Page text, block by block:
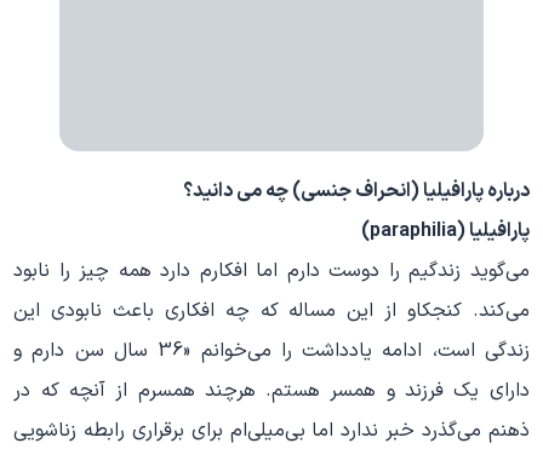
درباره پارافیلیا (انحراف جنسی) چه می دانید؟
پارافیلیا (paraphilia)
می‌گوید زندگیم را دوست دارم اما افکارم دارد همه چیز را نابود
می‌کند. کنجکاو از این مساله که چه افکاری باعث نابودی این
زندگی است، ادامه یادداشت را می‌خوانم «36 سال سن دارم و
دارای یک فرزند و همسر هستم. هرچند همسرم از آنچه که در
ذهنم می‌گذرد خبر ندارد اما بی‌میلی‌ام برای برقراری رابطه زناشویی